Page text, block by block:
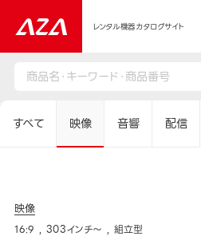
レンタル機器カタログサイト
すべて 映像 音響 配信
映像
16:9 303インチ～ 組立型